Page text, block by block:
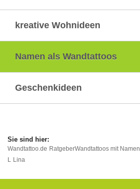
kreative Wohnideen
Namen als Wandtattoos
Geschenkideen
Wandtattoo.de RatgeberWandtattoos mit Namen
L Lina